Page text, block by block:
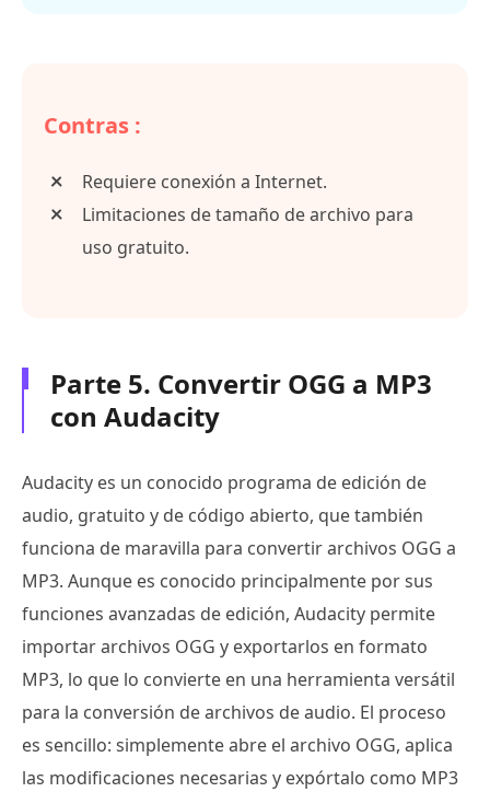
Contras :
Requiere conexión a Internet.
Limitaciones de tamaño de archivo para
uso gratuito.
Parte 5. Convertir OGG a MP3
con Audacity
Audacity es un conocido programa de edición de
audio, gratuito y de código abierto, que también
funciona de maravilla para convertir archivos OGG a
MP3. Aunque es conocido principalmente por sus
funciones avanzadas de edición, Audacity permite
importar archivos OGG y exportarlos en formato
MP3, lo que lo convierte en una herramienta versátil
para la conversión de archivos de audio. El proceso
es sencillo: simplemente abre el archivo OGG, aplica
las modificaciones necesarias y expórtalo como MP3